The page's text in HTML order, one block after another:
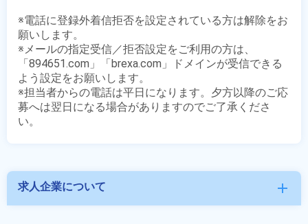
※電話に登録外着信拒否を設定されている方は解除をお
願いします。
※メールの指定受信／拒否設定をご利用の方は、
「894651.com」「brexa.com」ドメインが受信できる
よう設定をお願いします。
※担当者からの電話は平日になります。夕方以降のご応
募へは翌日になる場合がありますのでご了承くださ
求人企業について add